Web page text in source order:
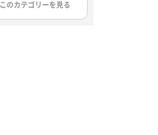
このカテゴリーを見る